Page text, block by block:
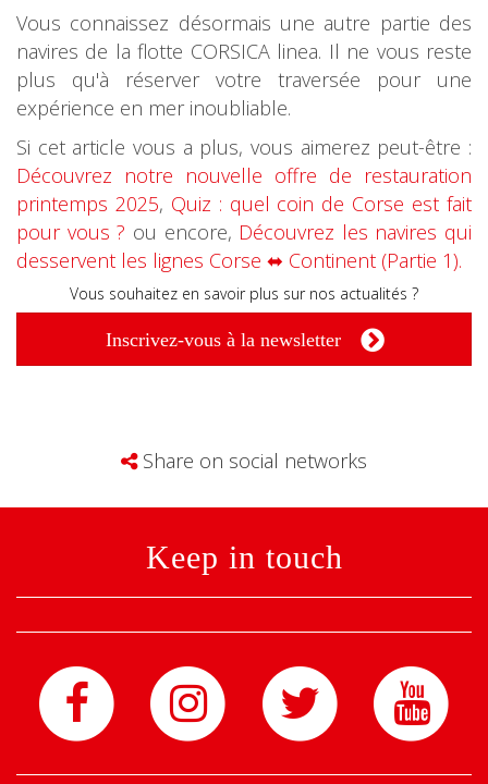
Vous connaissez désormais une autre partie des
navires de la flotte CORSICA linea. Il ne vous reste
plus qu'à réserver votre traversée pour une
expérience en mer inoubliable.
Si cet article vous a plus, vous aimerez peut-être :
Découvrez notre nouvelle offre de restauration
printemps 2025, Quiz : quel coin de Corse est fait
pour vous ? ou encore, Découvrez les navires qui
desservent les lignes Corse ⬌ Continent (Partie 1).
Vous souhaitez en savoir plus sur nos actualités ?
Inscrivez-vous à la newsletter
Share on social networks
Keep in touch